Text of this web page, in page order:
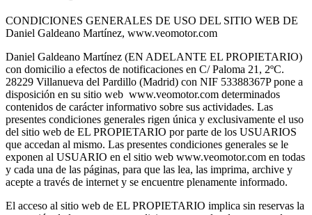
CONDICIONES GENERALES DE USO DEL SITIO WEB DE
Daniel Galdeano Martínez, www.veomotor.com
Daniel Galdeano Martínez (EN ADELANTE EL PROPIETARIO)
con domicilio a efectos de notificaciones en C/ Paloma 21, 2ºC.
28229 Villanueva del Pardillo (Madrid) con NIF 53388367P pone a
disposición en su sitio web www.veomotor.com determinados
contenidos de carácter informativo sobre sus actividades. Las
presentes condiciones generales rigen única y exclusivamente el uso
del sitio web de EL PROPIETARIO por parte de los USUARIOS
que accedan al mismo. Las presentes condiciones generales se le
exponen al USUARIO en el sitio web www.veomotor.com en todas
y cada una de las páginas, para que las lea, las imprima, archive y
acepte a través de internet y se encuentre plenamente informado.
El acceso al sitio web de EL PROPIETARIO implica sin reservas la